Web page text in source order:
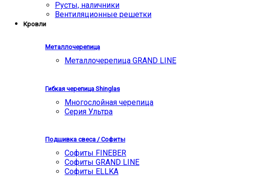
Русты, наличники
Вентиляционные решетки
Кровли
Металлочерепица
Металлочерепица GRAND LINE
Гибкая черепица Shinglas
Многослойная черепица
Серия Ультра
Подшивка свеса / Софиты
Софиты FINEBER
Софиты GRAND LINE
Софиты ELLKA